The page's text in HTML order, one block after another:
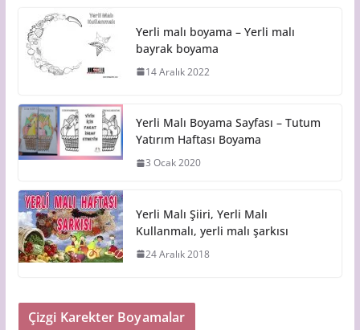
Yerli malı boyama – Yerli malı
bayrak boyama
14 Aralık 2022
Yerli Malı Boyama Sayfası – Tutum
Yatırım Haftası Boyama
3 Ocak 2020
Yerli Malı Şiiri, Yerli Malı
Kullanmalı, yerli malı şarkısı
24 Aralık 2018
Çizgi Karekter Boyamalar